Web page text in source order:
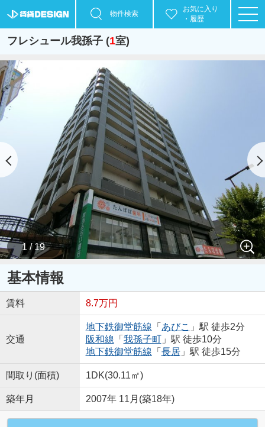
物件検索
お気に入り
・履歴
フレシュール我孫子 (1室)
1 / 19
基本情報
賃料 8.7万円
交通
地下鉄御堂筋線 「 あびこ 」駅 徒歩2分
阪和線 「 我孫子町」駅 徒歩10分
地下鉄御堂筋線 「 長居」駅 徒歩15分
間取り(面積) 1DK(30.11㎡)
築年月 2007年 11月(築18年)